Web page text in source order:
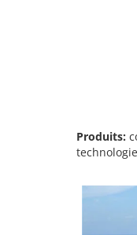
Produits: